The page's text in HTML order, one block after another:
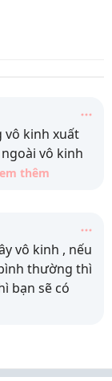
vô kinh xuất
vô kinh
thêm
vô kinh , nếu
thường thì
bạn sẽ có